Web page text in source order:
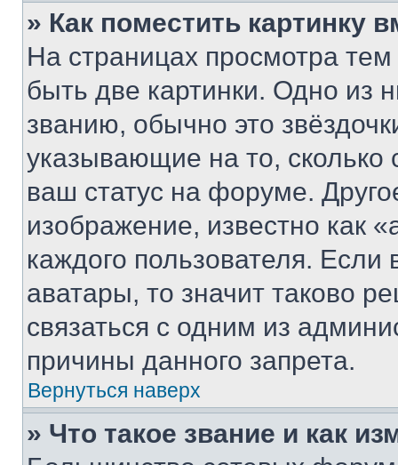
» Как поместить картинку
На страницах просмотра
быть две картинки. Одно из
званию, обычно это
указывающие на то,
ваш статус на форуме.
изображение, известно как
каждого пользователя.
аватары, то значит таково
связаться с одним из
причины данного запрета.
Вернуться наверх
» Что такое звание и как